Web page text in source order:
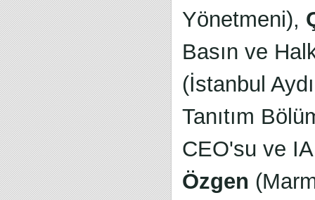
Yönetmeni),
Basın ve
(İstanbul
Tanıtım
CEO'su ve
Özgen